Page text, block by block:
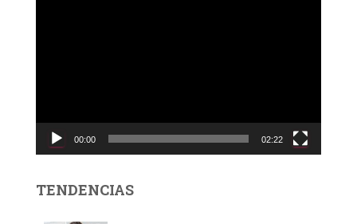
c
d
00:00 02:22
TENDENCIAS